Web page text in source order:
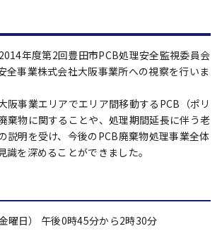
年度第2回豊田市PCB処理安全監視委員会
全事業株式会社大阪事業所への視察を行いま
阪事業エリアでエリア間移動するPCB（ポリ
棄物に関することや、処理期間延長に伴う老
説明を受け、今後のPCB廃棄物処理事業全体
識を深めることができました。
曜日） 午後0時45分から2時30分